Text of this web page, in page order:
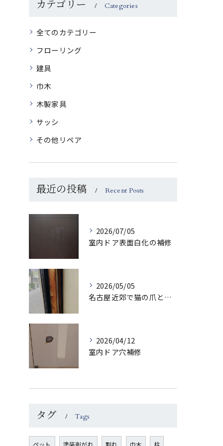
カテゴリー Categories
全てのカテゴリー
フローリング
建具
巾木
木製家具
サッシ
その他リペア
最近の投稿 Recent Posts
2026/07/05
室内ドア表面白化の補修
2026/05/05
名古屋近郊で猫の爪とぎでボロボロになった柱を補修させていただきました
2026/04/12
室内ドア穴補修
タグ Tags
ペット 塗装剥がれ 割れ 巾木 柱